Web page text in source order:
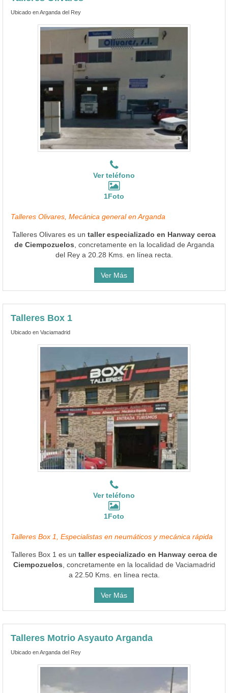
Ubicado en Arganda del Rey
Ver teléfono
1Foto
Talleres Olivares, Mecánica general en Arganda
Talleres Olivares es un taller especializado en Hanway cerca
de Ciempozuelos , concretamente en la localidad de Arganda
del Rey a 20.28 Kms. en línea recta.
Ver Más
Talleres Box 1
Ubicado en Vaciamadrid
Ver teléfono
1Foto
Talleres Box 1, Especialistas en neumáticos y mecánica rápida
Talleres Box 1 es un taller especializado en Hanway cerca de
Ciempozuelos , concretamente en la localidad de Vaciamadrid
a 22.50 Kms. en línea recta.
Ver Más
Talleres Motrio Asyauto Arganda
Ubicado en Arganda del Rey